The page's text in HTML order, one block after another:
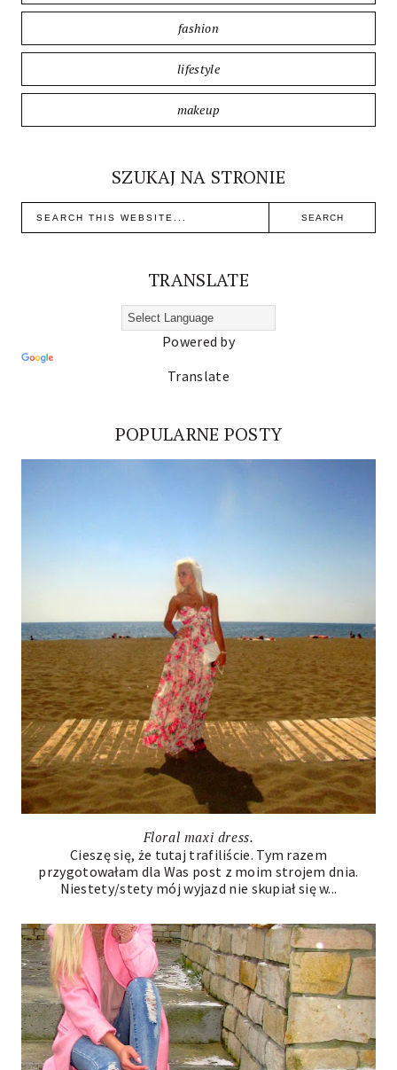
fashion
lifestyle
makeup
SZUKAJ NA STRONIE
TRANSLATE
Powered by
Translate
POPULARNE POSTY
Floral maxi dress.
Cieszę się, że tutaj trafiliście. Tym razem
przygotowałam dla Was post z moim strojem dnia.
Niestety/stety mój wyjazd nie skupiał się w...